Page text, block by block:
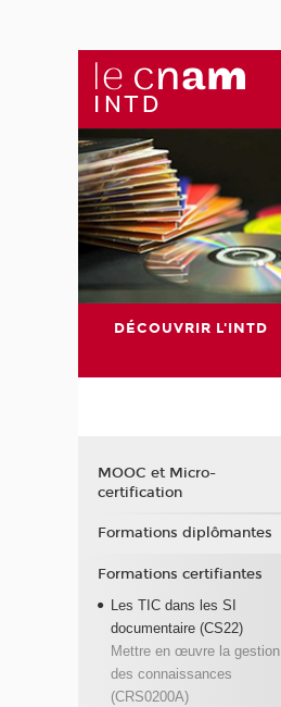
DÉCOUVRIR L'INTD
MOOC et Micro-
certification
Formations diplômantes
Formations certifiantes
Les TIC dans les SI
documentaire (CS22)
Mettre en œuvre la gestion
des connaissances
(CRS0200A)